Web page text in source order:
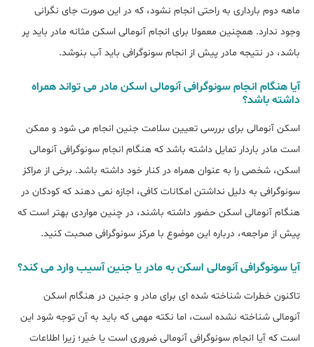
ماهه دوم بارداری به راحتی انجام نشود، که در این صورت جای نگرانی
وجود ندارد. همچنین معمولا برای انجام آنومالی اسکن مثانه مادر باید پر
باشد، در نتیجه مادر پیش از انجام سونوگرافی باید آب بنوشد.
آیا هنگام انجام سونوگرافی آنومالی اسکن مادر می تواند همراه
داشته باشد؟
اسکن آنومالی برای بررسی تعیین سلامت جنین انجام می شود و ممکن
است مادر باردار تمایل داشته باشد که هنگام انجام سونوگرافی آنومالی
اسکن، شخصی را به عنوان همراه در کنار خود داشته باشد. برخی از مراکز
سونوگرافی به دلیل نداشتن امکانات کافی، اجازه نمی دهند که کودکان در
هنگام آنومالی اسکن حضور داشته باشند، در چنین مواردی بهتر است که
پیش از مراجعه، درباره این موضوع با مرکز سونوگرافی صحبت کنید.
آیا سونوگرافی آنومالی اسکن به مادر یا جنین آسیب وارد می کند؟
تاکنون خطرات شناخته شده ای برای مادر و جنین در هنگام اسکن
آنومالی شناخته نشده است، اما نکته مهمی که باید به آن توجه شود این
است که آیا انجام سونوگرافی آنومالی ضروری است یا خیر؛ زیرا اطلاعات